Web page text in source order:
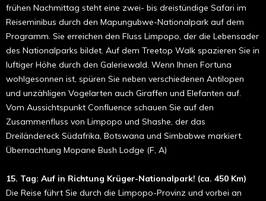
frühen Nachmittag steht eine zwei- bis dreistündige Safari im
Reiseminibus durch den Mapungubwe-Nationalpark auf dem
Programm. Sie erreichen den Fluss Limpopo, der die Lebensader
des Nationalparks bildet. Auf dem Treetop Walk spazieren Sie in
luftiger Höhe durch den Galeriewald. Wenn Ihnen Fortuna
wohlgesonnen ist, spüren Sie neben verschiedenen Antilopen
und unzähligen Vogelarten auch Giraffen und Elefanten auf.
Vom Aussichtspunkt Confluence schauen Sie auf den
Zusammenfluss von Limpopo und Shashe, der das
Dreiländereck Südafrika, Botswana und Simbabwe markiert.
Übernachtung Mopane Bush Lodge (F, A)
15. Tag: Auf in Richtung Krüger-Nationalpark! (ca. 450 Km)
Die Reise führt Sie durch die Limpopo-Provinz und vorbei an